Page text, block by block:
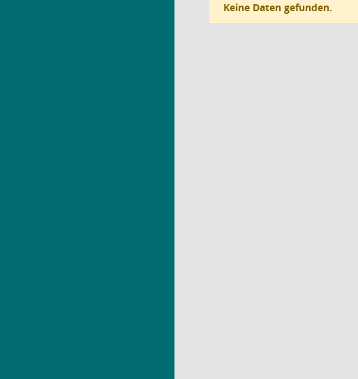
Keine Daten gefunden.